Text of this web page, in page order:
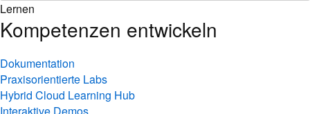
Lernen
Kompetenzen entwickeln
Dokumentation
Praxisorientierte Labs
Hybrid Cloud Learning Hub